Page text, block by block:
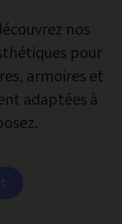
nos
pour
armoires et
adaptées à